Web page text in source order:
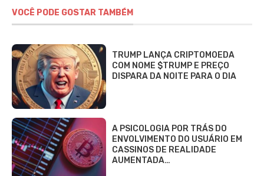
VOCÊ PODE GOSTAR TAMBÉM
TRUMP LANÇA CRIPTOMOEDA
COM NOME $TRUMP E PREÇO
DISPARA DA NOITE PARA O DIA
A PSICOLOGIA POR TRÁS DO
ENVOLVIMENTO DO USUÁRIO EM
CASSINOS DE REALIDADE
AUMENTADA…